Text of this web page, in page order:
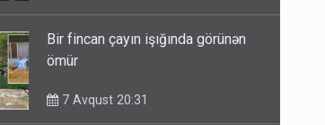
Bir fincan çayın işığında görünən
ömür
7 Avqust 20:31